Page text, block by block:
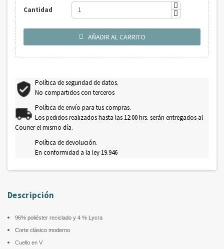
Cantidad
 AÑADIR AL CARRITO
Política de seguridad de datos.
No compartidos con terceros
Política de envío para tus compras.
Los pedidos realizados hasta las 12:00 hrs. serán entregados al
Courier el mismo día.
Política de devolución.
En conformidad a la ley 19.946
Descripción
96% poliéster reciclado y 4 % Lycra
Corte clásico moderno
Cuello en V